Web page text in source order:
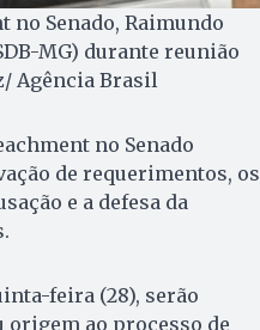
no Senado, Raimundo
MG) durante reunião
Agência Brasil
no Senado
de requerimentos, os
e a defesa da
feira (28), serão
origem ao processo de